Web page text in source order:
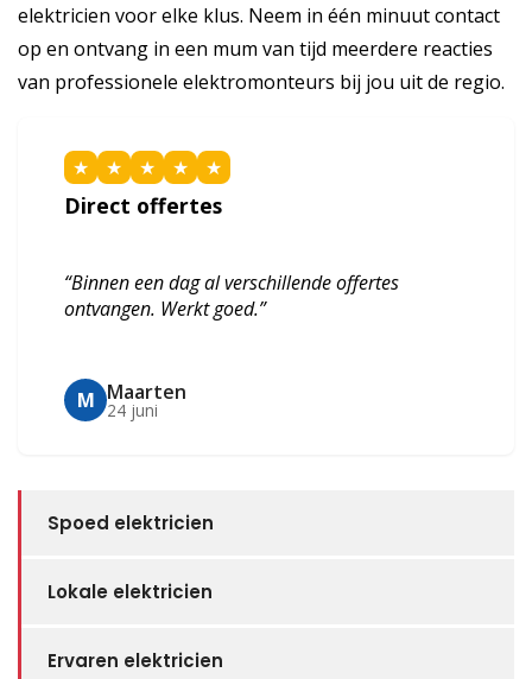
elektricien voor elke klus. Neem in één minuut contact
op en ontvang in een mum van tijd meerdere reacties
van professionele elektromonteurs bij jou uit de regio.
★ ★ ★ ★ ★
Direct offertes
“Binnen een dag al verschillende offertes
ontvangen. Werkt goed.”
M Maarten
24 juni
Spoed elektricien
Lokale elektricien
Ervaren elektricien